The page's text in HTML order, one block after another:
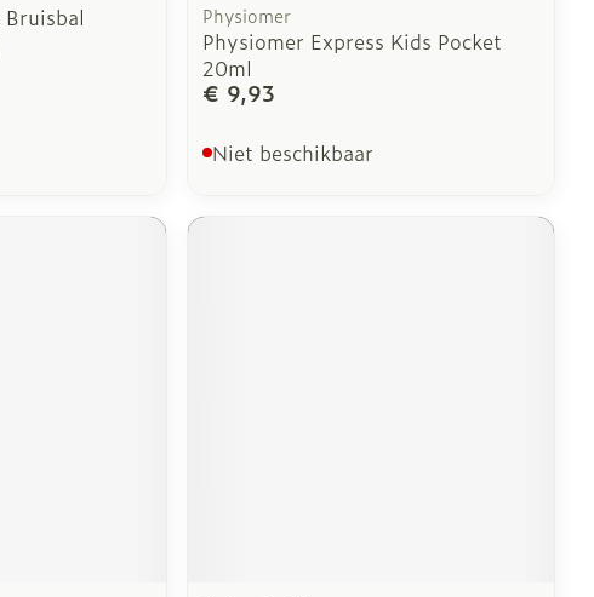
Physiomer
Physiomer Express Kids Pocket
20ml
€ 9,93
Niet beschikbaar